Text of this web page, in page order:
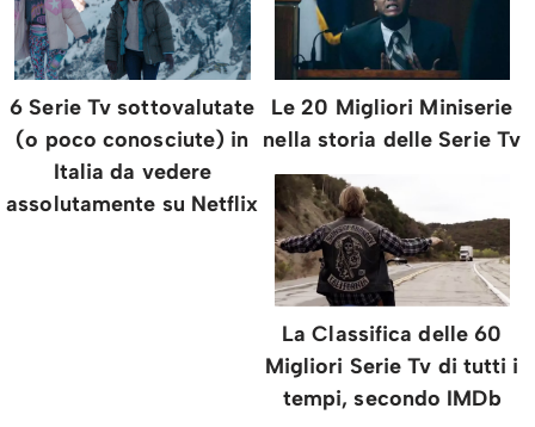
6 Serie Tv sottovalutate
(o poco conosciute) in
Italia da vedere
assolutamente su Netflix
Le 20 Migliori Miniserie
nella storia delle Serie Tv
La Classifica delle 60
Migliori Serie Tv di tutti i
tempi, secondo IMDb